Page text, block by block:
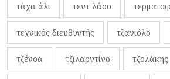
τάχα άλι τεντ λάσο
τεχνικός διευθυντής τζανιόλο
τζένοα τζιλαρντίνο τζολάκης